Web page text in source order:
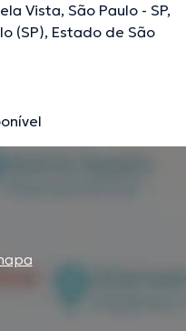
na sua disciplina
comunicados.
baseada em
Vista, São Paulo - SP,
(SP), Estado de São